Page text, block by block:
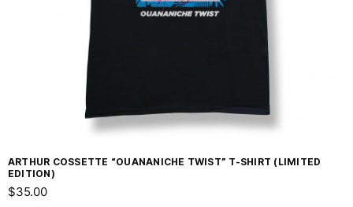
ARTHUR COSSETTE “OUANANICHE TWIST” T-SHIRT (LIMITED
EDITION)
$35.00